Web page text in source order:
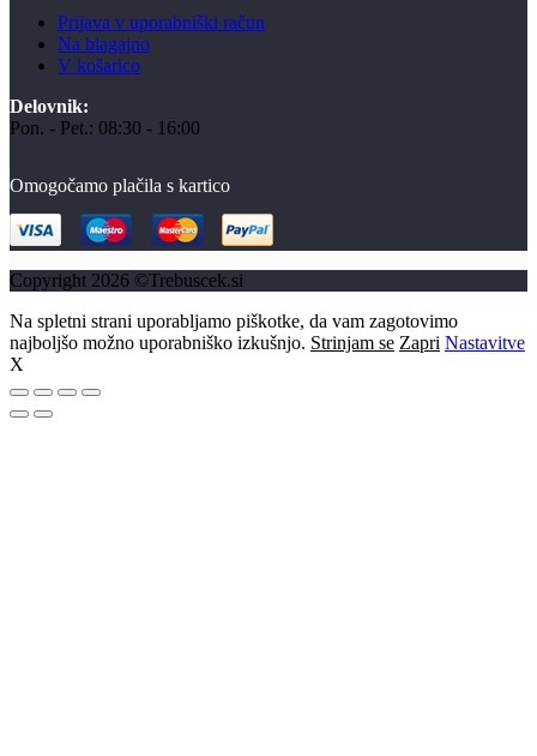
Prijava v uporabniški račun
Na blagajno
V košarico
Delovnik:
Pon. - Pet.: 08:30 - 16:00
Omogočamo plačila s kartico
Copyright 2026 ©Trebuscek.si
Na spletni strani uporabljamo piškotke, da vam zagotovimo
najboljšo možno uporabniško izkušnjo. Strinjam se Zapri Nastavitve
X